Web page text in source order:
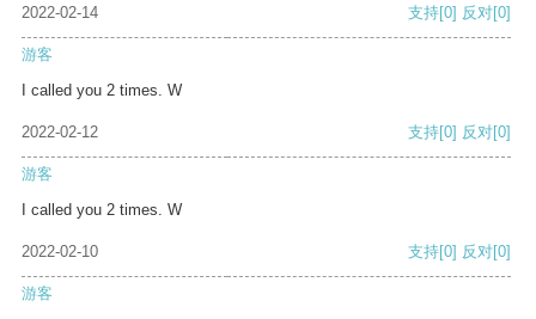
2022-02-14 支持[0] 反对[0]
游客
I called you 2 times. W
2022-02-12 支持[0] 反对[0]
游客
I called you 2 times. W
2022-02-10 支持[0] 反对[0]
游客